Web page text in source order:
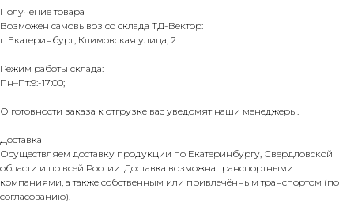
Получение товара
Возможен самовывоз со склада ТД-Вектор:
г. Екатеринбург, Климовская улица, 2
Режим работы склада:
Пн–Пт:9:-17:00;
О готовности заказа к отгрузке вас уведомят наши менеджеры.
Доставка
Осуществляем доставку продукции по Екатеринбургу, Свердловской
области и по всей России. Доставка возможна транспортными
компаниями, а также собственным или привлечённым транспортом (по
согласованию).